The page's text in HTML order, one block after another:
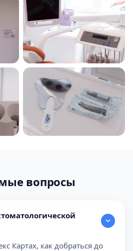
вопросы
Картах, как добраться до